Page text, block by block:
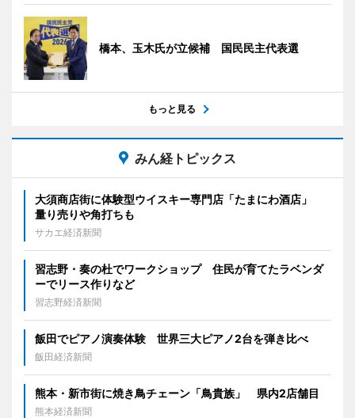
橋本、玉木氏が立候補 国民民主代表選
もっと見る
みん経トピックス
大須商店街に体験型ウイスキー専門店「たまにわ酒店」
量り売りや角打ちも
サカエ経済新聞
習志野・奏の杜でワークショップ 住民が育てたラベンダ
ーでリース作りなど
習志野経済新聞
飯田でピアノ演奏体験 世界三大ピアノ2台を弾き比べ
飯田経済新聞
熊本・新市街に焼き鳥チェーン「鳥貴族」 県内2店舗目
熊本経済新聞